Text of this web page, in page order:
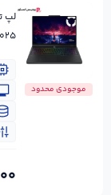
موجودی محدود